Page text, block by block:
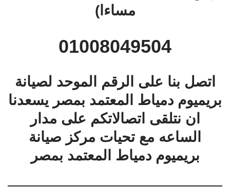
مساءا)
01008049504
اتصل بنا على الرقم الموحد لصيانة
بريميوم دمياط المعتمد بمصر يسعدنا
ان نتلقى اتصالاتكم على مدار
الساعه مع تحيات مركز صيانة
بريميوم دمياط المعتمد بمصر